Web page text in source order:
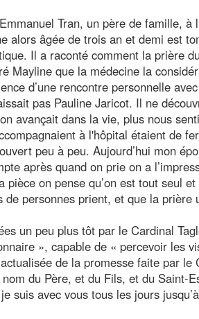
Tran, un père de famille, à
alors âgée de trois an et demi est
Il a raconté comment la prière
Mayline que la médecine la
d’une rencontre personnelle
pas Pauline Jaricot. Il ne
avançait dans la vie, plus nous
à l'hôpital étaient de
peu à peu. Aujourd’hui mon
après quand on prie on a
pièce on pense qu’on est tout seul
personnes prient, et que la prière
un peu plus tôt par le Cardinal
», capable de « percevoir les
de la promesse faite par le
du Père, et du Fils, et du Saint-
suis avec vous tous les jours